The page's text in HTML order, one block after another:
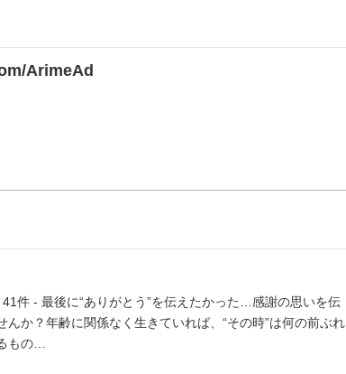
ArimeAd
件 - 最後に“ありがとう”を伝えたかった…感謝の思いを伝
んか？年齢に関係なく生きていれば、“その時”は何の前ぶれ
もの…